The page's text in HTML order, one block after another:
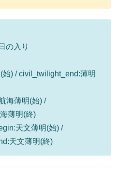
の入り
) / civil_twilight_end:薄明
海薄明(始) /
薄明(終)
天文薄明(始) /
天文薄明(終)